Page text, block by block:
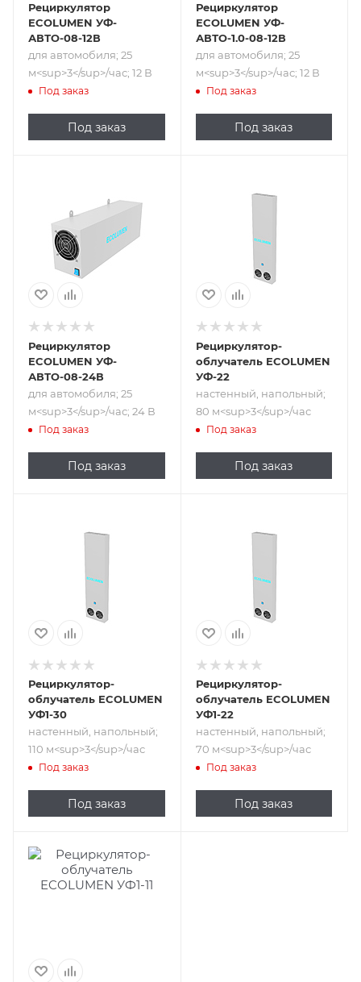
Рециркулятор
ECOLUMEN УФ-
АВТО-08-12В
для автомобиля; 25
м<sup>​3</sup>/час; 12 В
Под заказ
Под заказ
Рециркулятор
ECOLUMEN УФ-
АВТО-1.0-08-12В
для автомобиля; 25
м<sup>​3</sup>/час; 12 В
Под заказ
Под заказ
25 м<sup>​3</sup>/
час; 24 В
Рециркулятор
ECOLUMEN УФ-
АВТО-08-24В
для автомобиля; 25
м<sup>​3</sup>/час; 24 В
Под заказ
Под заказ
настенный,
Рециркулятор-
облучатель ECOLUMEN
УФ-22
настенный, напольный;
80 м<sup>​3</sup>/час
Под заказ
Под заказ
настенный,
Рециркулятор-
облучатель ECOLUMEN
УФ1-30
настенный, напольный;
110 м<sup>​3</sup>/час
Под заказ
Под заказ
настенный,
Рециркулятор-
облучатель ECOLUMEN
УФ1-22
настенный, напольный;
70 м<sup>​3</sup>/час
Под заказ
Под заказ
Подпись к товару
настенный,
напольный; 45